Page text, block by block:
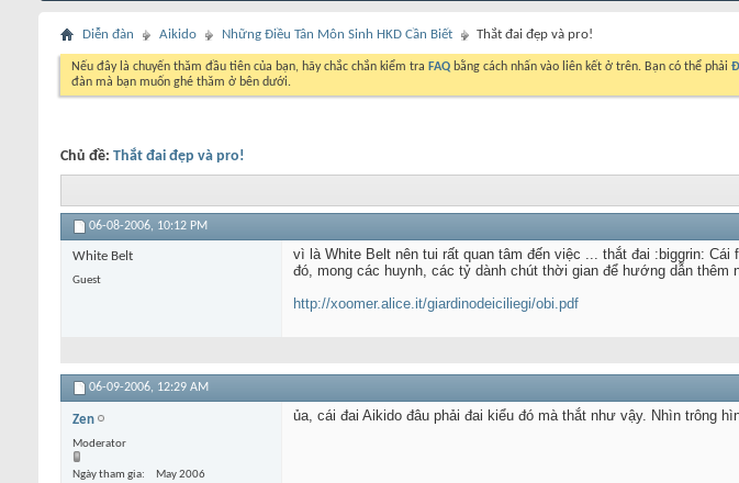
Diễn đàn Aikido Những Điều Tân Môn Sinh HKD Cần Biết Thắt đai đẹp và pro!
Nếu đây là chuyến thăm đầu tiên của bạn, hãy chắc chắn kiểm tra FAQ bằng cách nhấn vào liên kết ở trên. Bạn có thể phải
đàn mà bạn muốn ghé thăm ở bên dưới.
Chủ đề: Thắt đai đẹp và pro!
06-08-2006, 10:12 PM
White Belt
Guest
vì là White Belt nên tui rất quan tâm đến việc ... thắt đai :biggrin:
đó, mong các huynh, các tỷ dành chút thời gian để hướng dẫn thêm
http://xoomer.alice.it/giardinodeiciliegi/obi.pdf
06-09-2006, 12:29 AM
Zen
Moderator
Ngày tham gia
May 2006
ủa, cái đai Aikido đâu phải đai kiểu đó mà thắt như vậy. Nhìn trông